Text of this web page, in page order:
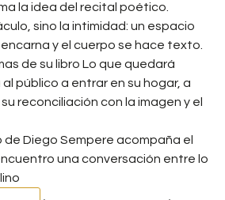
la idea del recital poético.
sino la intimidad: un espacio
y el cuerpo se hace texto.
de su libro Lo que quedará
público a entrar en su hogar, a
reconciliación con la imagen y el
Diego Sempere acompaña el
una conversación entre lo